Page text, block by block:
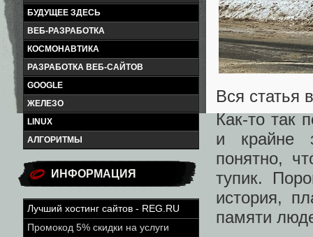
БУДУЩЕЕ ЗДЕСЬ
ВЕБ-РАЗРАБОТКА
КОСМОНАВТИКА
РАЗРАБОТКА ВЕБ-САЙТОВ
GOOGLE
ЖЕЛЕЗО
LINUX
АЛГОРИТМЫ
ИНФОРМАЦИЯ
Лучший хостинг сайтов - REG.RU
Промокод 5% скидки на услуги
Вся статья
Как-то так
и крайне
понятно,
тупик.
история,
памяти